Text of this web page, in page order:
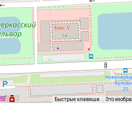
Быстрые клавиши Это